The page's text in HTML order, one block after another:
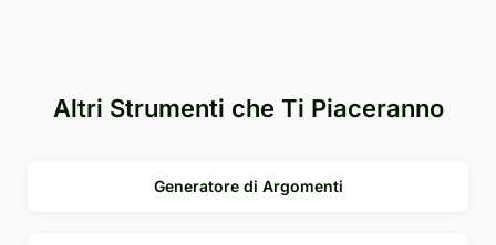
Altri Strumenti che Ti Piaceranno
Generatore di Argomenti